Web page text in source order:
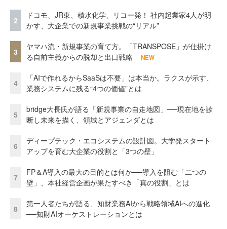
2
ドコモ、JR東、積水化学、リコー発！ 社内起業家4人が明
かす、大企業での新規事業挑戦の“リアル”
3
ヤマハ流・新規事業の育て方。「TRANSPOSE」が仕掛け
る自前主義からの脱却と出口戦略
NEW
4
「AIで作れるからSaaSは不要」は本当か。ラクスが示す、
業務システムに残る“4つの価値”とは
5
bridge大長氏が語る「新規事業の自走地図」──現在地を診
断し未来を描く、領域とアジェンダとは
6
ディープテック・エコシステムの設計図。大学発スタート
アップを育む大企業の役割と「3つの壁」
7
FP＆A導入の最大の目的とは何か──導入を阻む「二つの
壁」、本社経営企画が果たすべき「真の役割」とは
8
第一人者たちが語る、知財業務AIから戦略領域AIへの進化
──知財AIオーケストレーションとは